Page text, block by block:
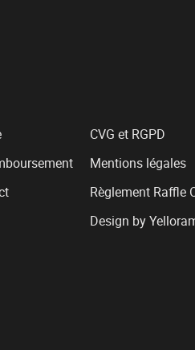
CVG et RGPD
Mentions légales
Règlement Raffle
Design by